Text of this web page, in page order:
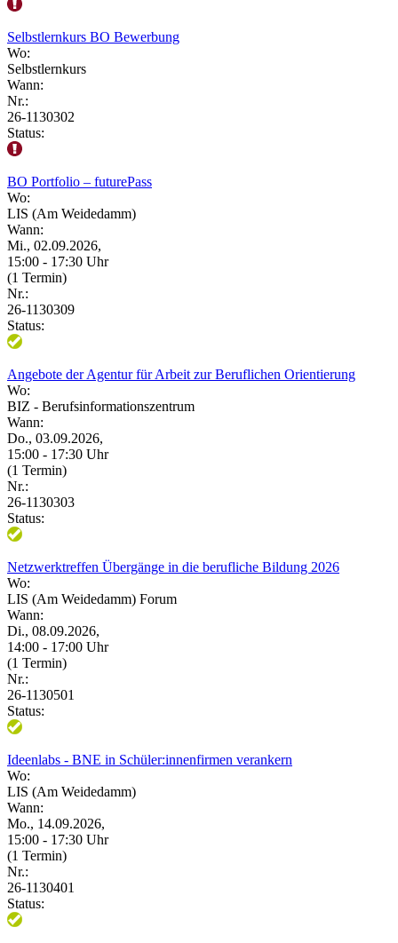
Selbstlernkurs BO Bewerbung
Wo:
Selbstlernkurs
Wann:
Nr.:
26-1130302
Status:
BO Portfolio – futurePass
Wo:
LIS (Am Weidedamm)
Wann:
Mi., 02.09.2026,
15:00 - 17:30 Uhr
(1 Termin)
Nr.:
26-1130309
Status:
Angebote der Agentur für Arbeit zur Beruflichen Orientierung
Wo:
BIZ - Berufsinformationszentrum
Wann:
Do., 03.09.2026,
15:00 - 17:30 Uhr
(1 Termin)
Nr.:
26-1130303
Status:
Netzwerktreffen Übergänge in die berufliche Bildung 2026
Wo:
LIS (Am Weidedamm) Forum
Wann:
Di., 08.09.2026,
14:00 - 17:00 Uhr
(1 Termin)
Nr.:
26-1130501
Status:
Ideenlabs - BNE in Schüler:innenfirmen verankern
Wo:
LIS (Am Weidedamm)
Wann:
Mo., 14.09.2026,
15:00 - 17:30 Uhr
(1 Termin)
Nr.:
26-1130401
Status: